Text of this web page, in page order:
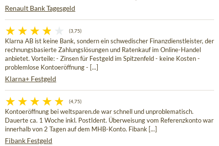
Renault Bank Tagesgeld
(3,75)
Klarna AB ist keine Bank, sondern ein schwedischer Finanzdienstleister, der
rechnungsbasierte Zahlungslösungen und Ratenkauf im Online-Handel
anbietet. Vorteile: - Zinsen für Festgeld im Spitzenfeld - keine Kosten -
problemlose Kontoeröffnung - [...]
Klarna+ Festgeld
(4,75)
Kontoeröffnung bei weltsparen.de war schnell und unproblematisch.
Dauerte ca. 1 Woche inkl. PostIdent. Überweisung vom Referenzkonto war
innerhalb von 2 Tagen auf dem MHB-Konto. Fibank [...]
Fibank Festgeld